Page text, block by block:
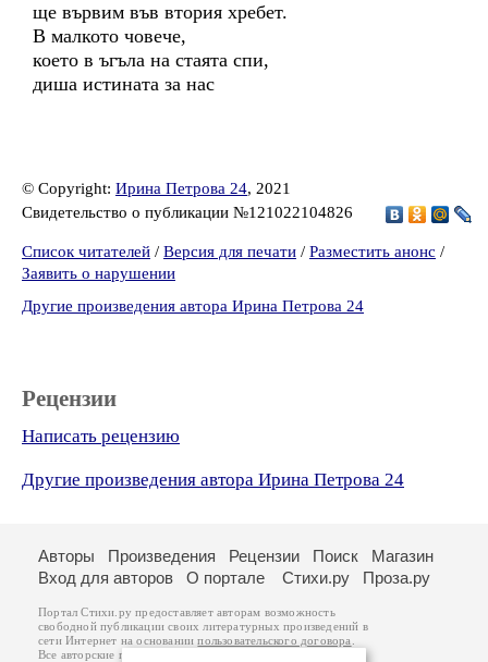
ще вървим във втория хребет.
В малкото човече,
което в ъгъла на стаята спи,
диша истината за нас
© Copyright: Ирина Петрова 24, 2021
Свидетельство о публикации №121022104826
Список читателей / Версия для печати / Разместить анонс /
Заявить о нарушении
Другие произведения автора Ирина Петрова 24
Рецензии
Написать рецензию
Другие произведения автора Ирина Петрова 24
Авторы Произведения Рецензии Поиск
Магазин
Вход для авторов
О портале Стихи.ру Проза.ру
Портал Стихи.ру предоставляет авторам возможность
свободной публикации своих литературных произведений в
сети Интернет на основаниипользовательского договора
Все авторские права на произведения принадлежат авторам